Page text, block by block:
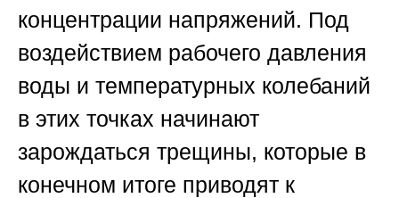
концентрации напряжений. Под
воздействием рабочего давления
воды и температурных колебаний
в этих точках начинают
зарождаться трещины, которые в
конечном итоге приводят к